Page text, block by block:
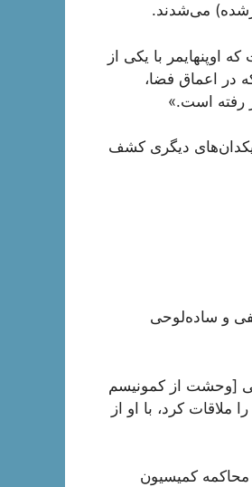
می‌شدند.
۱۹۳۹ و زمانی صورت گرفت که اوپنهایمر با یکی از
در اعماق فضا،
رفته است.»
دیگری کشف
و ساده‌لوحی
[وحشت از کمونیسم
ملاقات کرد، با او از
کمیسیون